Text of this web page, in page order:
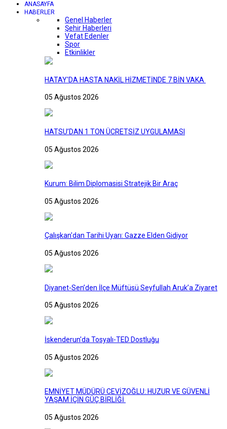
ANASAYFA
HABERLER
Genel Haberler
Şehir Haberleri
Vefat Edenler
Spor
Etkinlikler
HATAY'DA HASTA NAKİL HİZMETİNDE 7 BİN VAKA
05 Ağustos 2026
HATSU’DAN 1 TON ÜCRETSİZ UYGULAMASI
05 Ağustos 2026
Kurum: Bilim Diplomasisi Stratejik Bir Araç
05 Ağustos 2026
Çalışkan'dan Tarihi Uyarı: Gazze Elden Gidiyor
05 Ağustos 2026
Diyanet-Sen’den İlçe Müftüsü Seyfullah Aruk’a Ziyaret
05 Ağustos 2026
İskenderun'da Tosyalı-TED Dostluğu
05 Ağustos 2026
EMNİYET MÜDÜRÜ CEVİZOĞLU: HUZUR VE GÜVENLİ
YAŞAM İÇİN GÜÇ BİRLİĞİ
05 Ağustos 2026